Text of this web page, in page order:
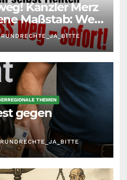
Kanzler Merz
Maßstab: Wer
muss sich
THEMEN
gegen